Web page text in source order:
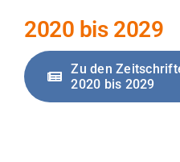
2020 bis 2029
Zu den
2020 bis 2029